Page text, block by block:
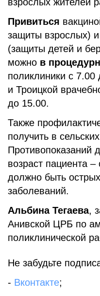
Привиться
защиты взрослых)
(защиты детей и
можно в
поликлиники с
и Троицкой
до 15.00.
Также
получить в
Противопоказаний
возраст пациента
должно быть
заболеваний.
Альбина Тегаева,
Анивской ЦРБ по
поликлинической
Не забудьте
- Вконтакте;